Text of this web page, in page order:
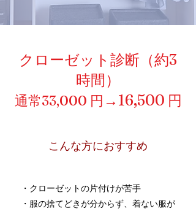
​クローゼット診断（約3
時間）
通常33,000 円 →16,500 円
​こんな方におすすめ
・クローゼットの片付けが苦手
・服の捨てどきが分からず、着ない服が